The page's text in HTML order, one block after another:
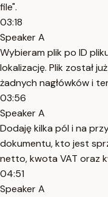
file".
03:18
Speaker A
Wybieram plik po ID
lokalizację. Plik został
żadnych nagłówków i
03:56
Speaker A
Dodaję kilka pól i na
dokumentu, kto jest
netto, kwota VAT oraz
04:51
Speaker A